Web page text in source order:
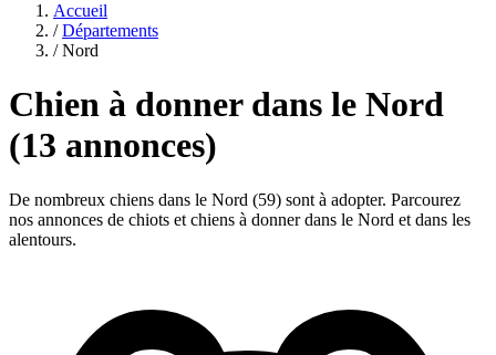
Accueil
/ Départements
/ Nord
Chien à donner dans le Nord
(13 annonces)
De nombreux chiens dans le Nord (59) sont à adopter. Parcourez
nos annonces de chiots et chiens à donner dans le Nord et dans les
alentours.